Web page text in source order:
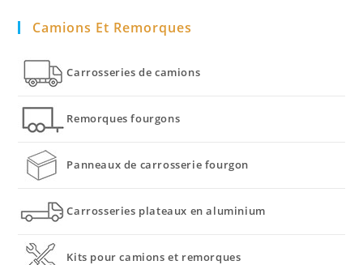
Camions Et Remorques
Carrosseries de camions
Remorques fourgons
Panneaux de carrosserie fourgon
Carrosseries plateaux en aluminium
Kits pour camions et remorques